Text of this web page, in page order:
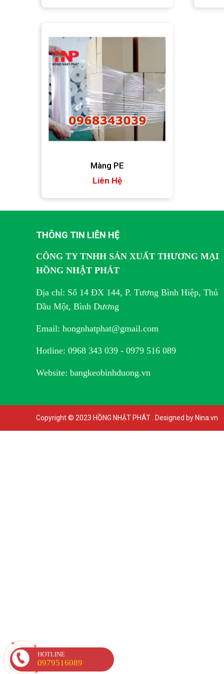
ngày mùng 10 Tết).
Màng PE
Liên Hệ
THÔNG TIN LIÊN HỆ
CÔNG TY TNHH SẢN XUẤT THƯƠNG MẠI
HỒNG NHẬT PHÁT
Địa chỉ: Số 14 ĐX 144, P. Tương Bình Hiệp, Thủ
Dầu Một, Bình Dương
Email: hongnhatphat@gmail.com
Hotline: 0968 343 039 - 0979 516 089
Website: bangkeobinhduong.vn
Copyright © 2023 HỒNG NHẬT PHÁT . Designed by Nina.vn
HOTLINE
0979516089